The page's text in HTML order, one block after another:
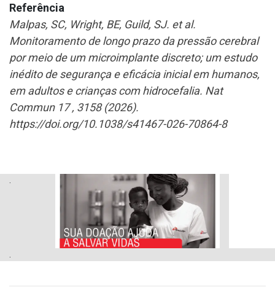
Referência
Malpas, SC, Wright, BE, Guild, SJ. et al.
Monitoramento de longo prazo da pressão cerebral
por meio de um microimplante discreto; um estudo
inédito de segurança e eficácia inicial em humanos,
em adultos e crianças com hidrocefalia. Nat
Commun 17 , 3158 (2026).
https://doi.org/10.1038/s41467-026-70864-8